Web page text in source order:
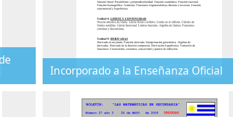
Incorporado a la Enseñanza Oficial